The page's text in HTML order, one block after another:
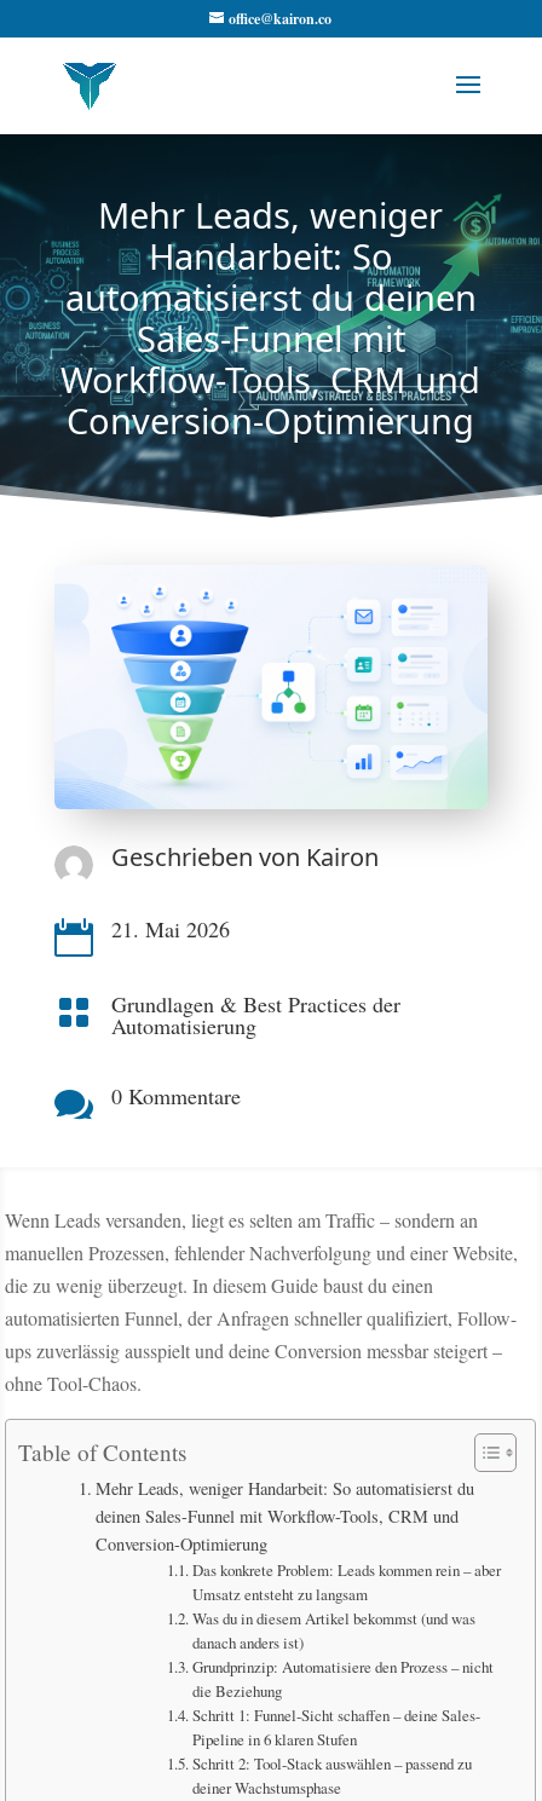
office@kairon.co
Mehr Leads, weniger
Handarbeit: So
automatisierst du deinen
Sales-Funnel mit
Workflow-Tools, CRM und
Conversion-Optimierung
Geschrieben von Kairon
 21. Mai 2026
 Grundlagen & Best Practices der
Automatisierung
 0 Kommentare
Wenn Leads versanden, liegt es selten am Traffic – sondern an
manuellen Prozessen, fehlender Nachverfolgung und einer Website,
die zu wenig überzeugt. In diesem Guide baust du einen
automatisierten Funnel, der Anfragen schneller qualifiziert, Follow-
ups zuverlässig ausspielt und deine Conversion messbar steigert –
ohne Tool-Chaos.
Table of Contents
Mehr Leads, weniger Handarbeit: So automatisierst du
deinen Sales-Funnel mit Workflow-Tools, CRM und
Conversion-Optimierung
Das konkrete Problem: Leads kommen rein – aber
Umsatz entsteht zu langsam
Was du in diesem Artikel bekommst (und was
danach anders ist)
Grundprinzip: Automatisiere den Prozess – nicht
die Beziehung
Schritt 1: Funnel-Sicht schaffen – deine Sales-
Pipeline in 6 klaren Stufen
Schritt 2: Tool-Stack auswählen – passend zu
deiner Wachstumsphase